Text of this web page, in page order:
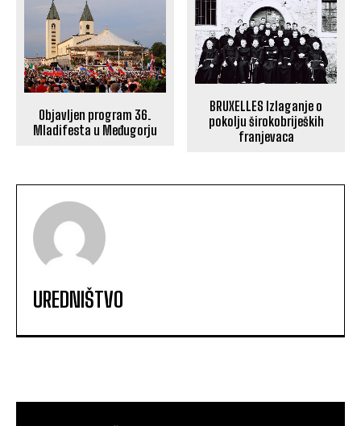
Objavljen program 36.
Mladifesta u Međugorju
BRUXELLES Izlaganje o
pokolju širokobrijeških
franjevaca
UREDNIŠTVO